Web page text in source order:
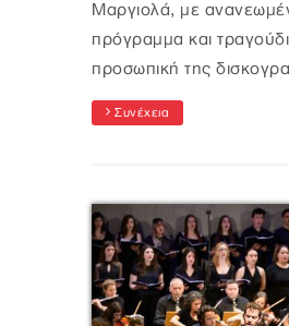
Μαργιολά, με
πρόγραμμα και
προσωπική της
Συνέχεια